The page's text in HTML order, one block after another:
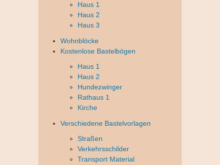
Haus 1
Haus 2
Haus 3
Wohnblöcke
Kostenlose Bastelbögen
Haus 1
Haus 2
Hundezwinger
Rathaus 1
Kirche
Verschiedene Bastelvorlagen
Straßen
Verkehrsschilder
Transport Material